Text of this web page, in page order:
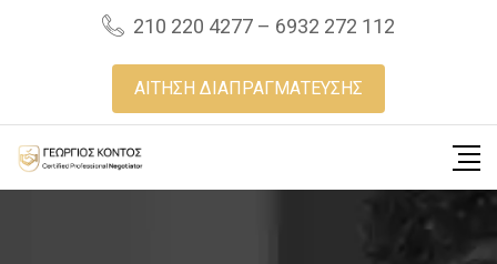
210 220 4277 – 6932 272 112
ΑΙΤΗΣΗ ΔΙΑΠΡΑΓΜΑΤΕΥΣΗΣ